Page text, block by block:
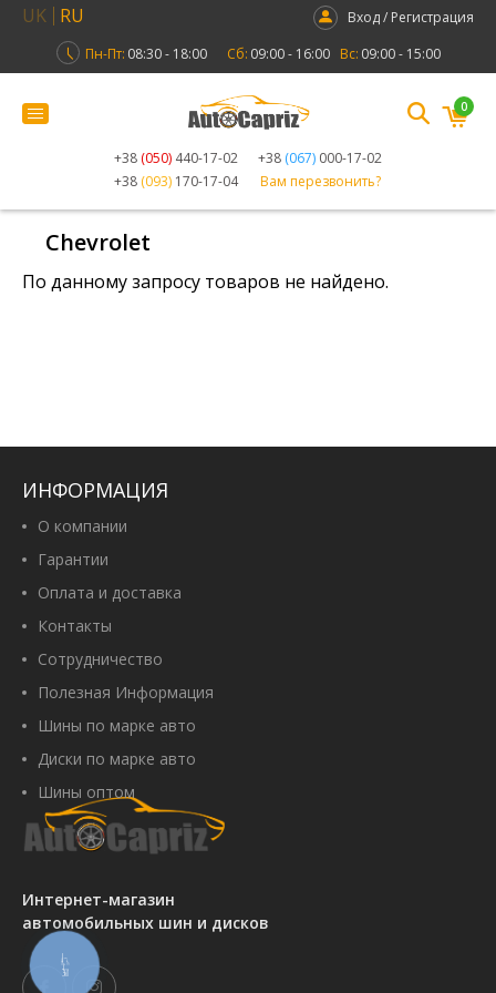
UK RU
Вход / Регистрация
Пн-Пт: 08:30 - 18:00 Сб: 09:00 - 16:00 Вс: 09:00 - 15:00
+38 (050) 440-17-02 +38 (067) 000-17-02
+38 (093) 170-17-04 Вам перезвонить?
0
Chevrolet
По данному запросу товаров не найдено.
Интернет-магазин
автомобильных шин и дисков
ИНФОРМАЦИЯ
О компании
Гарантии
Оплата и доставка
Контакты
Сотрудничество
Полезная Информация
Шины по марке авто
Диски по марке авто
Шины оптом
КНОПКА
СВЯЗИ